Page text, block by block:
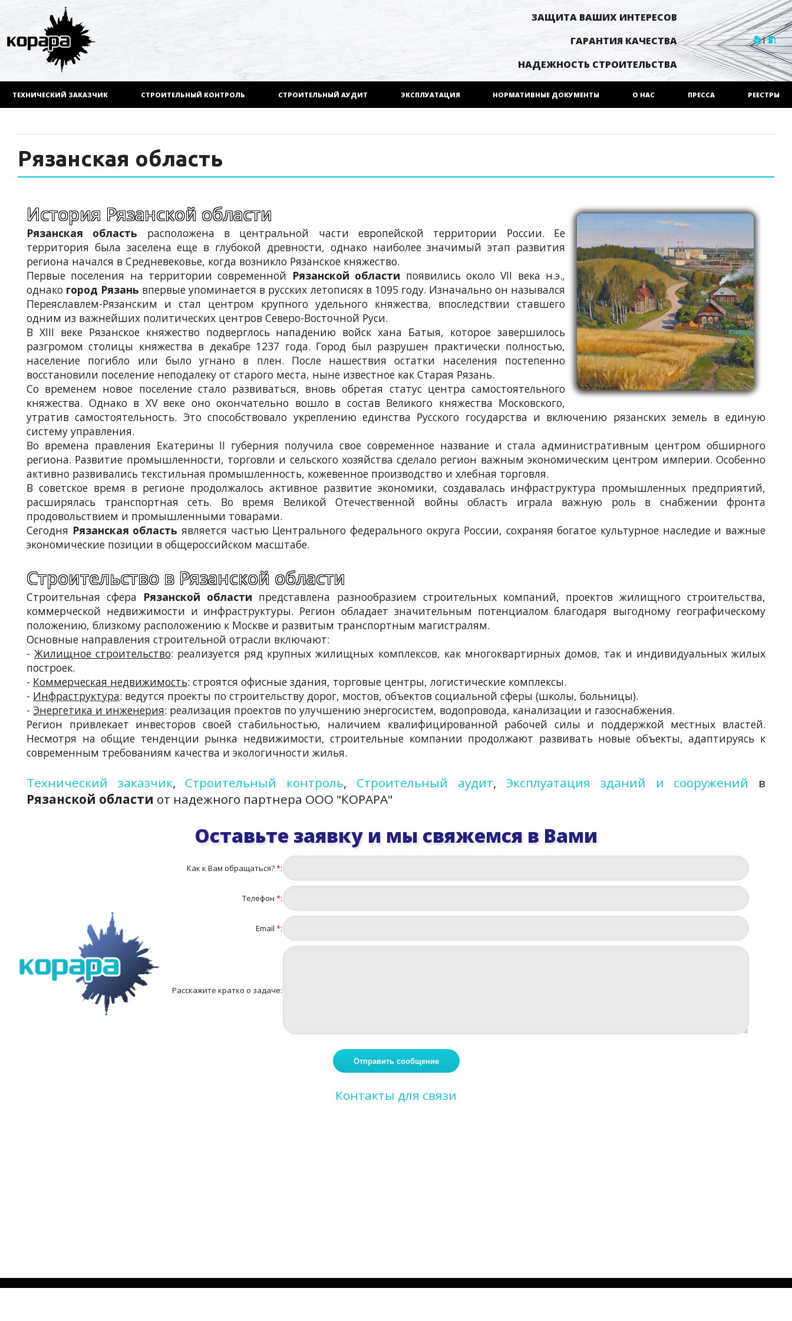
ЗАЩИТА ВАШИХ ИНТЕРЕСОВ
ГАРАНТИЯ КАЧЕСТВА
НАДЕЖНОСТЬ СТРОИТЕЛЬСТВА
|
ТЕХНИЧЕСКИЙ ЗАКАЗЧИК СТРОИТЕЛЬНЫЙ КОНТРОЛЬ СТРОИТЕЛЬНЫЙ АУДИТ ЭКСПЛУАТАЦИЯ НОРМАТИВНЫЕ ДОКУМЕНТЫ О НАС ПРЕССА РЕЕСТРЫ
Рязанская область
История Рязанской области
Рязанская область расположена в центральной части европейской территории России. Ее
территория была заселена еще в глубокой древности, однако наиболее значимый этап развития
региона начался в Средневековье, когда возникло Рязанское княжество.
Первые поселения на территории современной Рязанской области появились около VII века н.э.,
однако город Рязань впервые упоминается в русских летописях в 1095 году. Изначально он назывался
Переяславлем-Рязанским и стал центром крупного удельного княжества, впоследствии ставшего
одним из важнейших политических центров Северо-Восточной Руси.
В XIII веке Рязанское княжество подверглось нападению войск хана Батыя, которое завершилось
разгромом столицы княжества в декабре 1237 года. Город был разрушен практически полностью,
население погибло или было угнано в плен. После нашествия остатки населения постепенно
восстановили поселение неподалеку от старого места, ныне известное как Старая Рязань.
Со временем новое поселение стало развиваться, вновь обретая статус центра самостоятельного
княжества. Однако в XV веке оно окончательно вошло в состав Великого княжества Московского,
утратив самостоятельность. Это способствовало укреплению единства Русского государства и включению рязанских земель в единую
систему управления.
Во времена правления Екатерины II губерния получила свое современное название и стала административным центром обширного
региона. Развитие промышленности, торговли и сельского хозяйства сделало регион важным экономическим центром империи. Особенно
активно развивались текстильная промышленность, кожевенное производство и хлебная торговля.
В советское время в регионе продолжалось активное развитие экономики, создавалась инфраструктура промышленных предприятий,
расширялась транспортная сеть. Во время Великой Отечественной войны область играла важную роль в снабжении фронта
продовольствием и промышленными товарами.
Сегодня Рязанская область является частью Центрального федерального округа России, сохраняя богатое культурное наследие и важные
экономические позиции в общероссийском масштабе.
Строительство в Рязанской области
Строительная сфера Рязанской области представлена разнообразием строительных компаний, проектов жилищного строительства,
коммерческой недвижимости и инфраструктуры. Регион обладает значительным потенциалом благодаря выгодному географическому
положению, близкому расположению к Москве и развитым транспортным магистралям.
Основные направления строительной отрасли включают:
-Жилищное строительство: реализуется ряд крупных жилищных комплексов, как многоквартирных домов, так и индивидуальных жилых
построек.
- Коммерческая недвижимость: строятся офисные здания, торговые центры, логистические комплексы.
- Инфраструктура: ведутся проекты по строительству дорог, мостов, объектов социальной сферы (школы, больницы).
- Энергетика и инженерия: реализация проектов по улучшению энергосистем, водопровода, канализации и газоснабжения.
Регион привлекает инвесторов своей стабильностью, наличием квалифицированной рабочей силы и поддержкой местных властей.
Несмотря на общие тенденции рынка недвижимости, строительные компании продолжают развивать новые объекты, адаптируясь к
современным требованиям качества и экологичности жилья.
Технический заказчик, Строительный контроль, Строительный аудит, Эксплуатация зданий и сооружений в
Рязанской области от надежного партнера ООО "КОРАРА"
Оставьте заявку и мы свяжемся в Вами
Как к Вам обращаться?*:
Телефон *:
Email *:
Расскажите кратко о задаче:
Контакты для связи